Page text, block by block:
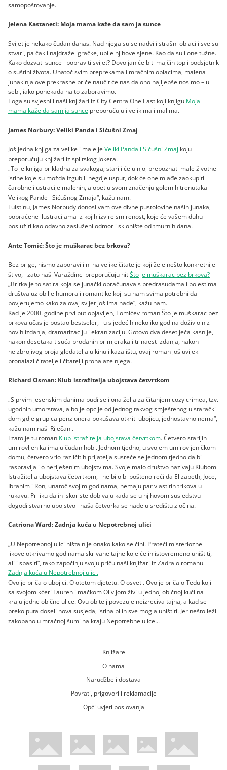
samopoštovanje.
Jelena Kastaneti: Moja mama kaže da sam ja sunce
Svijet je nekako čudan danas. Nad njega su se nadvili strašni oblaci i sve su
stvari, pa čak i najdraže igračke, upile njihove sjene. Kao da su i one tužne.
Kako dozvati sunce i popraviti svijet? Dovoljan će biti majčin topli podsjetnik
o suštini života. Unatoč svim preprekama i mračnim oblacima, malena
junakinja ove prekrasne priče naučit će nas da ono najljepše nosimo – u
sebi, iako ponekada na to zaboravimo.
Toga su svjesni i naši knjižari iz City Centra One East koji knjigu Moja
mama kaže da sam ja sunce preporučuju i velikima i malima.
James Norbury: Veliki Panda i Sićušni Zmaj
Još jedna knjiga za velike i male je Veliki Panda i Sićušni Zmaj koju
preporučuju knjižari iz splitskog Jokera.
„To je knjiga prikladna za svakoga; stariji će u njoj prepoznati male životne
istine koje su možda izgubili negdje usput, dok će one mlađe zaokupiti
čarobne ilustracije malenih, a opet u svom značenju golemih trenutaka
Velikog Pande i Sićušnog Zmaja“, kažu nam.
I uistinu, James Norbudy donosi vam ove divne pustolovine naših junaka,
popraćene ilustracijama iz kojih izvire smirenost, koje će vašem duhu
poslužiti kao odavno zasluženi odmor i sklonište od tmurnih dana.
Ante Tomić: Što je muškarac bez brkova?
Bez brige, nismo zaboravili ni na velike čitatelje koji žele nešto konkretnije
štivo, i zato naši Varaždinci preporučuju hitŠto je muškarac bez brkova?
„Britka je to satira koja se junački obračunava s predrasudama i bolestima
društva uz obilje humora i romantike koji su nam svima potrebni da
povjerujemo kako za ovaj svijet još ima nade“, kažu nam.
Kad je 2000. godine prvi put objavljen, Tomićev roman Što je muškarac bez
brkova učas je postao bestseler, i u sljedećih nekoliko godina doživio niz
novih izdanja, dramatizaciju i ekranizaciju. Gotovo dva desetljeća kasnije,
nakon desetaka tisuća prodanih primjeraka i trinaest izdanja, nakon
neizbrojivog broja gledatelja u kinu i kazalištu, ovaj roman još uvijek
pronalazi čitatelje i čitatelji pronalaze njega.
Richard Osman: Klub istražitelja ubojstava četvrtkom
„S prvim jesenskim danima budi se i ona želja za čitanjem cozy crimea, tzv.
ugodnih umorstava, a bolje opcije od jednog takvog smještenog u starački
dom gdje grupica penzionera pokušava otkriti ubojicu, jednostavno nema“,
kažu nam naši Riječani.
I zato je tu roman Klub istražitelja ubojstava četvrtkom. Četvero starijih
umirovljenika imaju čudan hobi. Jednom tjedno, u svojem umirovljeničkom
domu, četvero vrlo različitih prijatelja susreće se jednom tjedno da bi
raspravljali o neriješenim ubojstvima. Svoje malo društvo nazivaju Klubom
Istražitelja ubojstava četvrtkom, i ne bilo bi pošteno reći da Elizabeth, Joce,
Ibrahim i Ron, unatoč svojim godinama, nemaju par vlastitih trikova u
rukavu. Priliku da ih iskoriste dobivaju kada se u njihovom susjedstvu
dogodi stvarno ubojstvo i naša četvorka se nađe u središtu zločina.
Catriona Ward: Zadnja kuća u Nepotrebnoj ulici
„U Nepotrebnoj ulici ništa nije onako kako se čini. Prateći misteriozne
likove otkrivamo godinama skrivane tajne koje će ih istovremeno uništiti,
ali i spasiti“, tako započinju svoju priču naši knjižari iz Zadra o romanu
Zadnja kuća u Nepotrebnoj ulici.
Ovo je priča o ubojici. O otetom djetetu. O osveti. Ovo je priča o Tedu koji
sa svojom kćeri Lauren i mačkom Olivijom živi u jednoj običnoj kući na
kraju jedne obične ulice. Ovu obitelj povezuje neizreciva tajna, a kad se
preko puta doseli nova susjeda, istina bi ih sve mogla uništiti. Jer nešto leži
zakopano u mračnoj šumi na kraju Nepotrebne ulice...
Knjižare
O nama
Narudžbe i dostava
Povrati, prigovori i reklamacije
Opći uvjeti poslovanja
WsPay web stranicaMaestro web stranicaMastercard web stranicaAmerican Express web stranica
Visa web stranica